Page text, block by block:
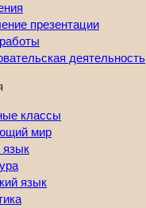
презентации
деятельность
классы
мир
язык
язык